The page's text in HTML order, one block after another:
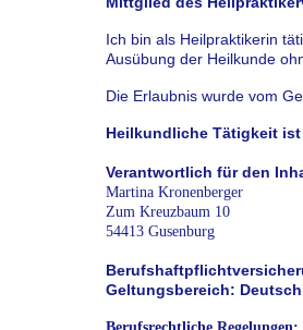
Ich bin als Heilpraktikerin
Ausübung der Heilkunde
Die Erlaubnis wurde vom
Heilkundliche Tätigkeit ist
Verantwortlich für den
Martina Kronenberger
Zum Kreuzbaum 10
54413 Gusenburg
Geltungsbereich: